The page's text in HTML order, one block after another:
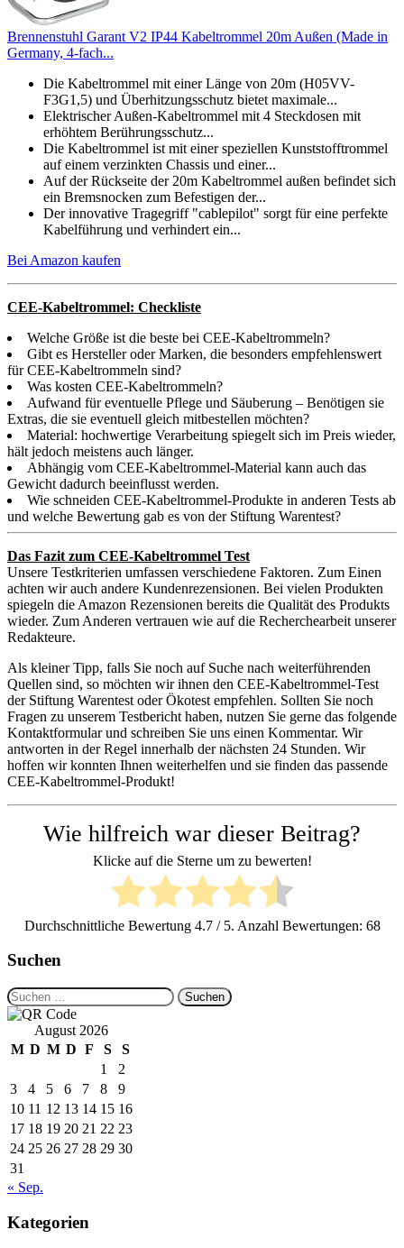
Brennenstuhl Garant V2 IP44 Kabeltrommel 20m Außen (Made in
Germany, 4-fach...
Die Kabeltrommel mit einer Länge von 20m (H05VV-
F3G1,5) und Überhitzungsschutz bietet maximale...
Elektrischer Außen-Kabeltrommel mit 4 Steckdosen mit
erhöhtem Berührungsschutz...
Die Kabeltrommel ist mit einer speziellen Kunststofftrommel
auf einem verzinkten Chassis und einer...
Auf der Rückseite der 20m Kabeltrommel außen befindet sich
ein Bremsnocken zum Befestigen der...
Der innovative Tragegriff "cablepilot" sorgt für eine perfekte
Kabelführung und verhindert ein...
Bei Amazon kaufen
CEE-Kabeltrommel: Checkliste
Welche Größe ist die beste bei CEE-Kabeltrommeln?
Gibt es Hersteller oder Marken, die besonders empfehlenswert
für CEE-Kabeltrommeln sind?
Was kosten CEE-Kabeltrommeln?
Aufwand für eventuelle Pflege und Säuberung – Benötigen sie
Extras, die sie eventuell gleich mitbestellen möchten?
Material: hochwertige Verarbeitung spiegelt sich im Preis wieder,
hält jedoch meistens auch länger.
Abhängig vom CEE-Kabeltrommel-Material kann auch das
Gewicht dadurch beeinflusst werden.
Wie schneiden CEE-Kabeltrommel-Produkte in anderen Tests ab
und welche Bewertung gab es von der Stiftung Warentest?
Das Fazit zum CEE-Kabeltrommel Test
Unsere Testkriterien umfassen verschiedene Faktoren. Zum Einen
achten wir auch andere Kundenrezensionen. Bei vielen Produkten
spiegeln die Amazon Rezensionen bereits die Qualität des Produkts
wieder. Zum Anderen vertrauen wie auf die Recherchearbeit unserer
Redakteure.
Als kleiner Tipp, falls Sie noch auf Suche nach weiterführenden
Quellen sind, so möchten wir ihnen den CEE-Kabeltrommel-Test
der Stiftung Warentest oder Ökotest empfehlen. Sollten Sie noch
Fragen zu unserem Testbericht haben, nutzen Sie gerne das folgende
Kontaktformular und schreiben Sie uns einen Kommentar. Wir
antworten in der Regel innerhalb der nächsten 24 Stunden. Wir
hoffen wir konnten Ihnen weiterhelfen und sie finden das passende
CEE-Kabeltrommel-Produkt!
Wie hilfreich war dieser Beitrag?
Klicke auf die Sterne um zu bewerten!
Durchschnittliche Bewertung 4.7/ 5. Anzahl Bewertungen: 68
Suchen
Suchen
nach:
August 2026
M D M D F S
S
1
2
3
4 5 6 7 8
9
10 11 12 13 14 15 16
17 18 19 20 21 22 23
24 25 26 27 28 29 30
31
« Sep.
Kategorien